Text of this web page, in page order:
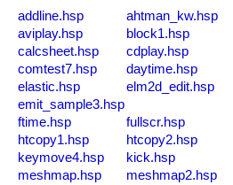
addline.hsp ahtman_kw.hsp
aviplay.hsp
block1.hsp
calcsheet.hsp
cdplay.hsp
comtest7.hsp
daytime.hsp
elastic.hsp
elm2d_edit.hsp
emit_sample3.hsp
ftime.hsp
fullscr.hsp
htcopy1.hsp
htcopy2.hsp
keymove4.hsp
kick.hsp
meshmap.hsp
meshmap2.hsp